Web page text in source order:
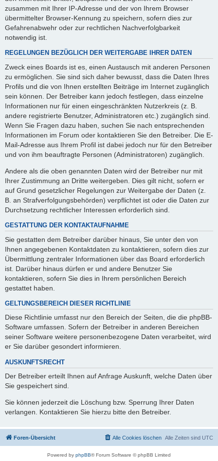
zusammen mit Ihrer IP-Adresse und der von Ihrem Browser
übermittelter Browser-Kennung zu speichern, sofern dies zur
Gefahrenabwehr oder zur rechtlichen Nachverfolgbarkeit
notwendig ist.
REGELUNGEN BEZÜGLICH DER WEITERGABE IHRER DATEN
Zweck eines Boards ist es, einen Austausch mit anderen Personen
zu ermöglichen. Sie sind sich daher bewusst, dass die Daten Ihres
Profils und die von Ihnen erstellten Beiträge im Internet zugänglich
sein können. Der Betreiber kann jedoch festlegen, dass einzelne
Informationen nur für einen eingeschränkten Nutzerkreis (z. B.
andere registrierte Benutzer, Administratoren etc.) zugänglich sind.
Wenn Sie Fragen dazu haben, suchen Sie nach entsprechenden
Informationen im Forum oder kontaktieren Sie den Betreiber. Die E-
Mail-Adresse aus Ihrem Profil ist dabei jedoch nur für den Betreiber
und von ihm beauftragte Personen (Administratoren) zugänglich.
Andere als die oben genannten Daten wird der Betreiber nur mit
Ihrer Zustimmung an Dritte weitergeben. Dies gilt nicht, sofern er
auf Grund gesetzlicher Regelungen zur Weitergabe der Daten (z.
B. an Strafverfolgungsbehörden) verpflichtet ist oder die Daten zur
Durchsetzung rechtlicher Interessen erforderlich sind.
GESTATTUNG DER KONTAKTAUFNAHME
Sie gestatten dem Betreiber darüber hinaus, Sie unter den von
Ihnen angegebenen Kontaktdaten zu kontaktieren, sofern dies zur
Übermittlung zentraler Informationen über das Board erforderlich
ist. Darüber hinaus dürfen er und andere Benutzer Sie
kontaktieren, sofern Sie dies in Ihrem persönlichen Bereich
gestattet haben.
GELTUNGSBEREICH DIESER RICHTLINIE
Diese Richtlinie umfasst nur den Bereich der Seiten, die die phpBB-
Software umfassen. Sofern der Betreiber in anderen Bereichen
seiner Software weitere personenbezogene Daten verarbeitet, wird
er Sie darüber gesondert informieren.
AUSKUNFTSRECHT
Der Betreiber erteilt Ihnen auf Anfrage Auskunft, welche Daten über
Sie gespeichert sind.
Sie können jederzeit die Löschung bzw. Sperrung Ihrer Daten
verlangen. Kontaktieren Sie hierzu bitte den Betreiber.
Foren-Übersicht Alle Zeiten sind UTC
Alle Cookies löschen
Powered by phpBB® Forum Software © phpBB Limited